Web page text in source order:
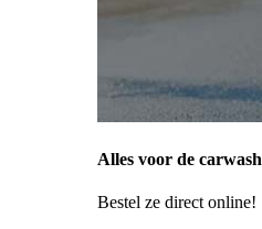
Alles voor de carwash
Bestel ze direct online!